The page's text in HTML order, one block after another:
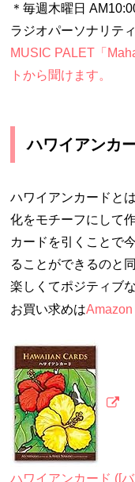
＊毎週木曜日
ラジオパーソナリテ
MUSIC PALET 「
トから聞けます。
ハワイアンカ
ハワイアンカードと
化をモチーフにして
カードを引くことで
ることができるのと
楽しくてポジティブ
お買い求めはAmazon
ハワイアンカード ([